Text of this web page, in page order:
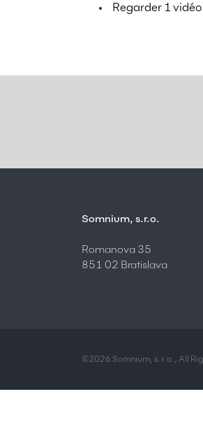
Regarder 1
Somnium, s.r.o.
Romanova 35
851 02 Bratislava
©2026 Somnium, s.r.o., All